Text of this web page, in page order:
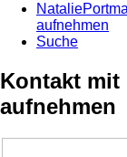
aufnehmen
Suche
Kontakt mit
aufnehmen